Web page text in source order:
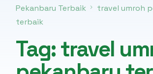
Pekanbaru Terbaik
travel umroh
terbaik
Tag:travel